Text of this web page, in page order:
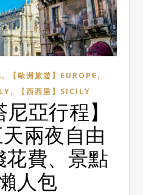
, 【歐洲旅遊】EUROPE ,
, 【西西里】SICILY
尼亞行程】
兩夜自由
費、景點
人包